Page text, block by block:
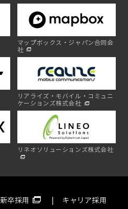
マップボックス・ジャパン合同会
社
リアライズ・モバイル・コミュニ
ケーションズ株式会社
リネオソリューションズ株式会社
新卒採用 キャリア採用